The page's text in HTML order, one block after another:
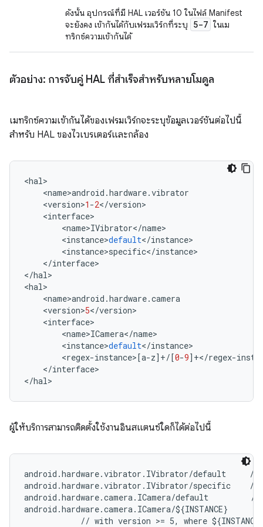
ดังนั้น อุปกรณ์ที่มี HAL เวอร์ชัน 10 ในไฟล์ Manifest
จะยังคง เข้ากันได้กับเฟรมเวิร์กที่ระบุ
5-7 ในเม
ทริกซ์ความเข้ากันได้
ตัวอย่าง: การจับคู่ HAL ที่สำเร็จสำหรับหลายโมดูล
เมทริกซ์ความเข้ากันได้ของเฟรมเวิร์กจะระบุข้อมูลเวอร์ชันต่อไปนี้
สำหรับ HAL ของไวเบรเตอร์และกล้อง
<hal>
<name>android .hardware.vibrator
<version>1 -2</version>
<interface>
<name>IVibrator</name>
<instance>default</instance>
<instance>specific</instance>
</interface>
</hal>
<hal>
<name>android .hardware.camera
<version>5</version>
<interface>
<name>ICamera</name>
<instance>default</instance>
<regex-instance>[a-z] +/[0-9] +</regex-
</interface>
</hal>
ผู้ให้บริการสามารถติดตั้งใช้งานอินสแตนซ์ใดก็ได้ต่อไปนี้
android.hardware.vibrator.IVibrator/default     //
android.hardware.vibrator.IVibrator/specific    //
android.hardware.camera.ICamera/default         //
android.hardware.camera.ICamera/${INSTANCE}
// with version >= 5, where